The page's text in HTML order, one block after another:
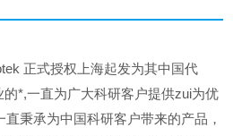
正式授权上海起发为其中国代
*,一直为广大科研客户提供zui为优
秉承为中国科研客户带来的产品，